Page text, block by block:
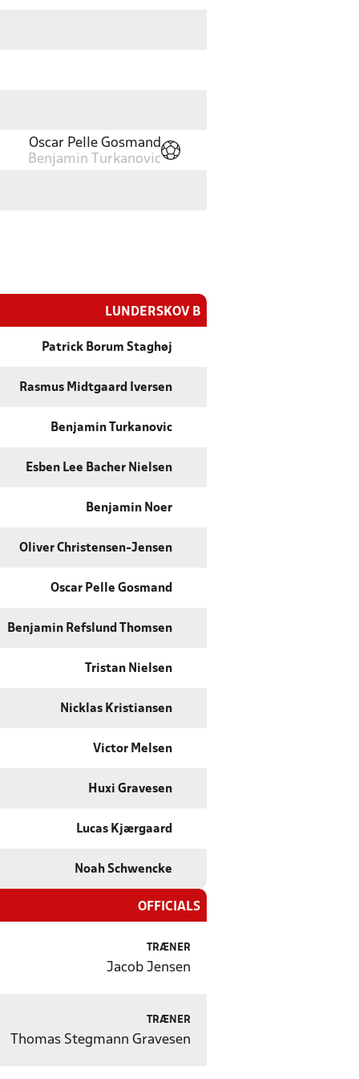
Oscar Pelle Gosmand
Benjamin Turkanovic
LUNDERSKOV B
Patrick Borum Staghøj
Rasmus Midtgaard Iversen
Benjamin Turkanovic
Esben Lee Bacher Nielsen
Benjamin Noer
Oliver Christensen-Jensen
Oscar Pelle Gosmand
Benjamin Refslund Thomsen
Tristan Nielsen
Nicklas Kristiansen
Victor Melsen
Huxi Gravesen
Lucas Kjærgaard
Noah Schwencke
OFFICIALS
TRÆNER
Jacob Jensen
TRÆNER
Thomas Stegmann Gravesen